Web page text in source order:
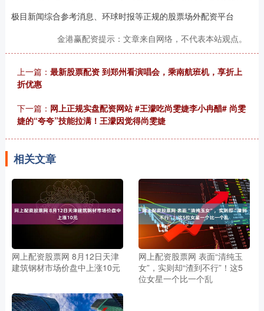
极目新闻综合参考消息、环球时报等正规的股票场外配资平台
金港赢配资提示：文章来自网络，不代表本站观点。
上一篇： 最新股票配资 到郑州看演唱会，乘南航班机，享折上
折优惠
下一篇： 网上正规实盘配资网站 #王濛吃尚雯婕李小冉醋# 尚雯
婕的“夸夸”技能拉满！王濛因觉得尚雯婕
相关文章
网上配资股票网 8月12日天津
建筑钢材市场价盘中上涨10元
网上配资股票网 表面“清纯玉
女”，实则却“渣到不行”！这5
位女星一个比一个乱